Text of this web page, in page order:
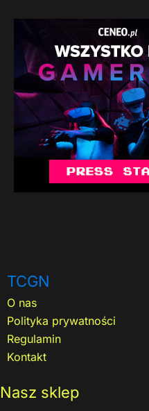
TCGN
O nas
Polityka prywatności
Regulamin
Kontakt
Nasz sklep